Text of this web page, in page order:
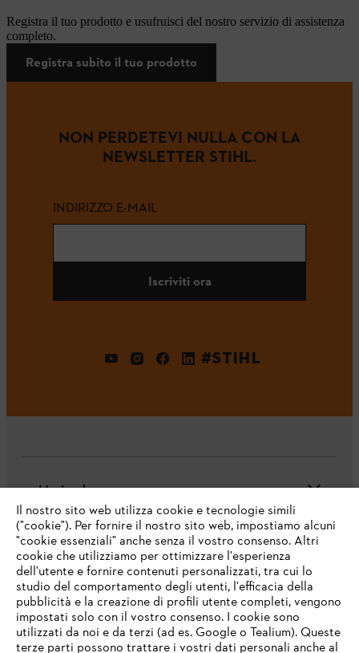
Registra il tuo prodotto e usufruisci del nostro servizio di assistenza
completo.
Registra subito il tuo prodotto
NON PERDETEVI NULLA CON LA
NEWSLETTER STIHL.
INDIRIZZO E-MAIL
Iscriviti ora
#STIHL
L'azienda
Domande frequenti
Assistenza
Il nostro sito web utilizza cookie e tecnologie simili
("cookie"). Per fornire il nostro sito web, impostiamo alcuni
"cookie essenziali" anche senza il vostro consenso. Altri
cookie che utilizziamo per ottimizzare l'esperienza
dell'utente e fornire contenuti personalizzati, tra cui lo
studio del comportamento degli utenti, l'efficacia della
pubblicità e la creazione di profili utente completi, vengono
impostati solo con il vostro consenso. I cookie sono
utilizzati da noi e da terzi (ad es. Google o Tealium). Queste
terze parti possono trattare i vostri dati personali anche al